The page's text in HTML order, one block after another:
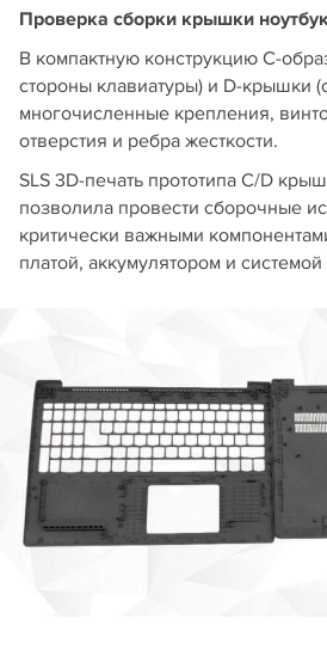
Проверка сборки крышки
В компактную конструкцию C-
стороны клавиатуры) и D-крышки
многочисленные крепления,
отверстия и ребра жесткости.
SLS 3D-печать прототипа C/D
позволила провести сборочные
критически важными
платой, аккумулятором и